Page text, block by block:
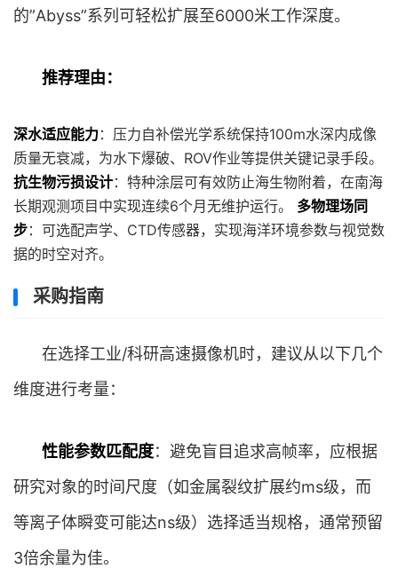
的”Abyss”系列可轻松扩展至6000米工作深度。
推荐理由：
深水适应能力：压力自补偿光学系统保持100m水深内成像
质量无衰减，为水下爆破、ROV作业等提供关键记录手段。
抗生物污损设计：特种涂层可有效防止海生物附着，在南海
长期观测项目中实现连续6个月无维护运行。 多物理场同
步：可选配声学、CTD传感器，实现海洋环境参数与视觉数
据的时空对齐。
采购指南
在选择工业/科研高速摄像机时，建议从以下几个
维度进行考量：
性能参数匹配度：避免盲目追求高帧率，应根据
研究对象的时间尺度（如金属裂纹扩展约ms级，而
等离子体瞬变可能达ns级）选择适当规格，通常预留
3倍余量为佳。